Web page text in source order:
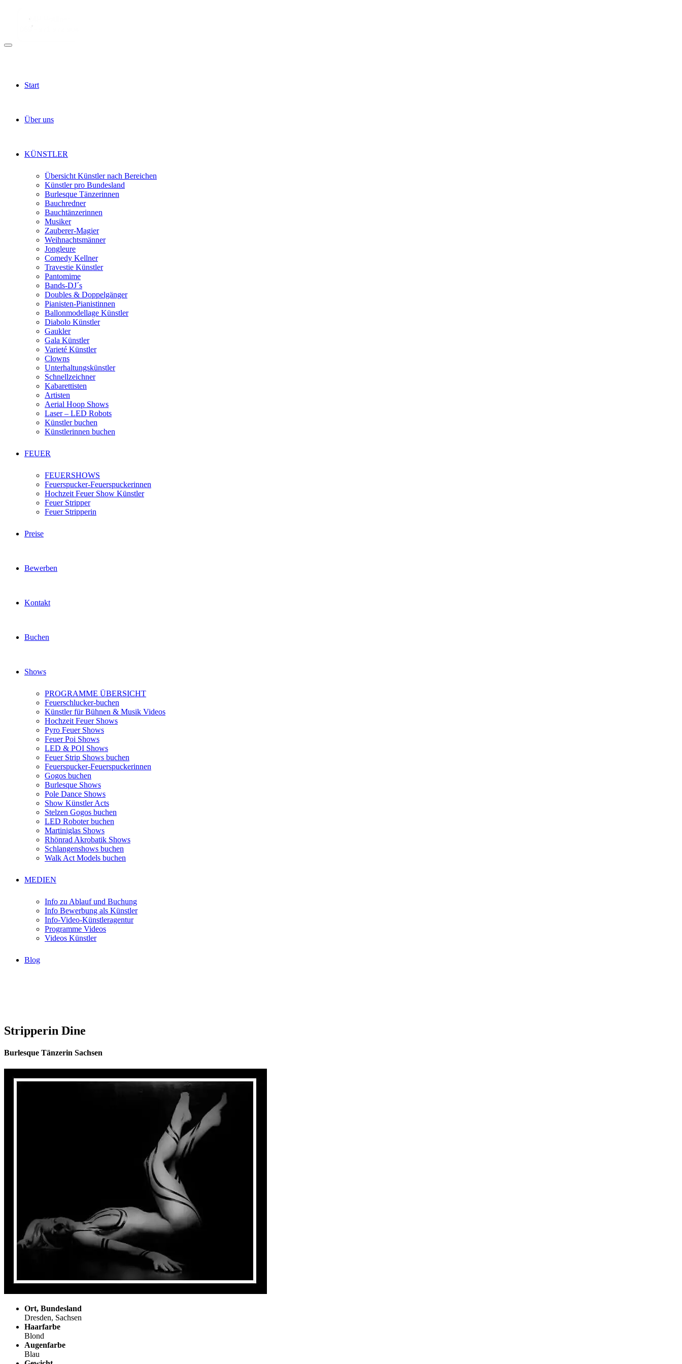
Start
Über uns
KÜNSTLER
Übersicht Künstler nach Bereichen
Künstler pro Bundesland
Burlesque Tänzerinnen
Bauchredner
Bauchtänzerinnen
Musiker
Zauberer-Magier
Weihnachtsmänner
Jongleure
Comedy Kellner
Travestie Künstler
Pantomime
Bands-DJ´s
Doubles & Doppelgänger
Pianisten-Pianistinnen
Ballonmodellage Künstler
Diabolo Künstler
Gaukler
Gala Künstler
Varieté Künstler
Clowns
Unterhaltungskünstler
Schnellzeichner
Kabarettisten
Artisten
Aerial Hoop Shows
Laser – LED Robots
Künstler buchen
Künstlerinnen buchen
FEUER
FEUERSHOWS
Feuerspucker-Feuerspuckerinnen
Hochzeit Feuer Show Künstler
Feuer Stripper
Feuer Stripperin
Preise
Bewerben
Kontakt
Buchen
Shows
PROGRAMME ÜBERSICHT
Feuerschlucker-buchen
Künstler für Bühnen & Musik Videos
Hochzeit Feuer Shows
Pyro Feuer Shows
Feuer Poi Shows
LED & POI Shows
Feuer Strip Shows buchen
Feuerspucker-Feuerspuckerinnen
Gogos buchen
Burlesque Shows
Pole Dance Shows
Show Künstler Acts
Stelzen Gogos buchen
LED Roboter buchen
Martiniglas Shows
Rhönrad Akrobatik Shows
Schlangenshows buchen
Walk Act Models buchen
MEDIEN
Info zu Ablauf und Buchung
Info Bewerbung als Künstler
Info-Video-Künstleragentur
Programme Videos
Videos Künstler
Blog
Stripperin Dine
Burlesque Tänzerin Sachsen
Ort, Bundesland
Dresden, Sachsen
Haarfarbe
Blond
Augenfarbe
Blau